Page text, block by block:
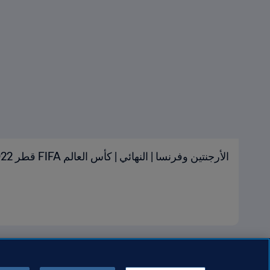
الأرجنتين وفرنسا | النهائي | كأس العالم FIFA قطر 2022™ | الملخص